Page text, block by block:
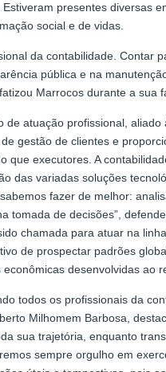
presentes diversas
social e de vidas.
da contabilidade.
pública e na
Marrocos durante a sua
de atuação profissional, aliado
gestão de clientes e
que executores. A
das variadas soluções
fazer de melhor:
tomada de decisões”,
chamada para atuar na
de prospectar padrões
desenvolvidas ao
todos os profissionais da
Milhomem Barbosa,
sua trajetória, enquanto
sempre orgulho em